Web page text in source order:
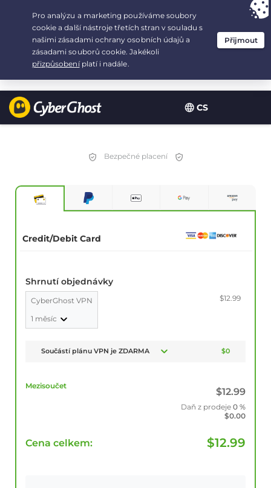
CS
Your choice:The Best Dealfor 2.1666666666667-years at $
/month
Bezpečné placení
Credit/Debit Card
Shrnutí objednávky
CyberGhost VPN
1 měsíc
$12.99
Součástí plánu VPN je ZDARMA $0
Mezisoučet
$12.99
Daň z prodeje 0 %
$0.00
Cena celkem: $12.99